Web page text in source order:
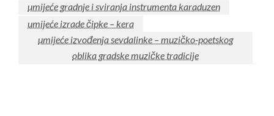
umijeće gradnje i sviranja instrumenta karaduzen
umijeće izrade čipke – kera
umijeće izvođenja sevdalinke – muzičko-poetskog
oblika gradske muzičke tradicije